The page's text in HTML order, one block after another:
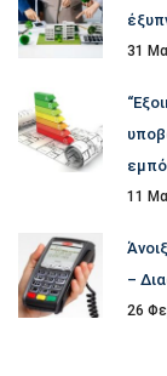
31
11
–
26